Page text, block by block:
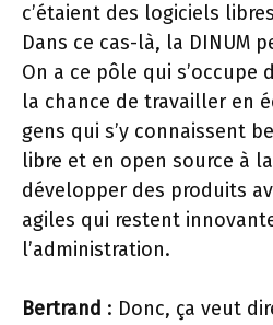
c’étaient des logiciels
Dans ce cas-là, la DINUM
On a ce pôle qui s’occupe
la chance de travailler en
gens qui s’y connaissent
libre et en open source à
développer des produits
agiles qui restent
l’administration.
Bertrand : Donc, ça veut